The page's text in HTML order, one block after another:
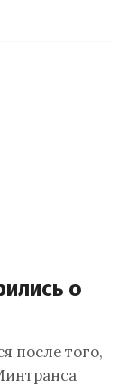
о
после того,